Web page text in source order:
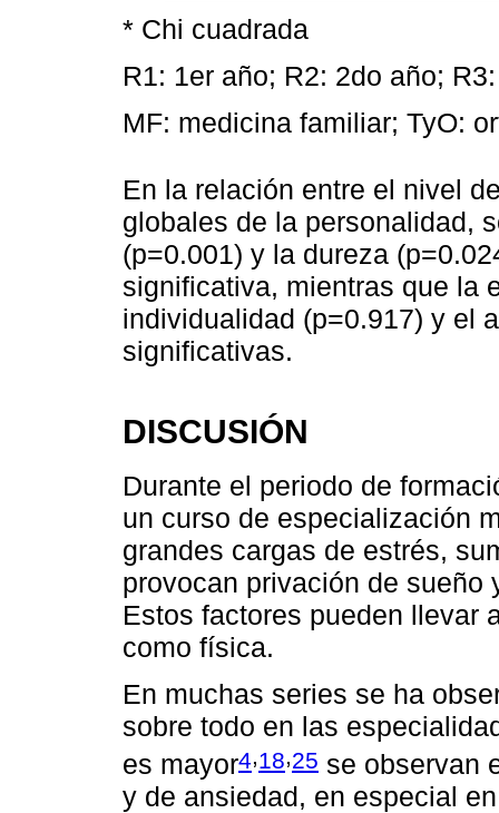
* Chi cuadrada
R1: 1er año; R2: 2do año;
MF: medicina familiar; TyO:
En la relación entre el nivel
globales de la personalidad,
(p=0.001) y la dureza
significativa, mientras que la
individualidad (p=0.917) y el
significativas.
DISCUSIÓN
Durante el periodo de
un curso de especialización
grandes cargas de estrés,
provocan privación de sueño
Estos factores pueden llevar
como física.
En muchas series se ha
sobre todo en las
es mayor4,18,25 se observan
y de ansiedad, en especial